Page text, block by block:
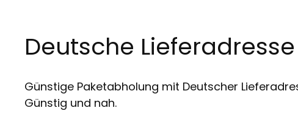
Deutsche
Günstige Paketabholung mit Deutscher
Günstig und nah.